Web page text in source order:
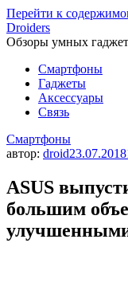
Перейти к
Droiders
Обзоры умных
Смартфоны
Гаджеты
Аксессуары
Связь
Смартфоны
автор: droid23.07.2018
ASUS
большим